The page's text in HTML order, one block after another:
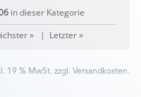
in dieser Kategorie
»| Letzter »
19 % MwSt. zzgl. Versandkosten.